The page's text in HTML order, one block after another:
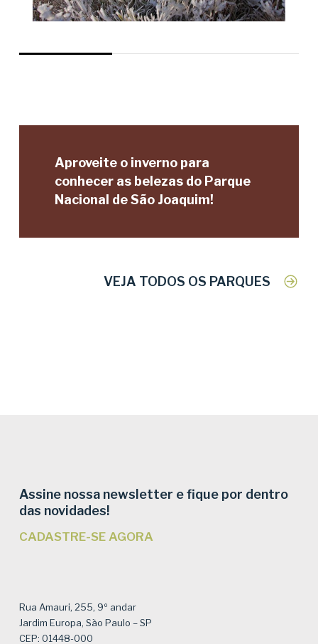
Aproveite o inverno para
conhecer as belezas do Parque
Nacional de São Joaquim!
VEJA TODOS OS PARQUES
Assine nossa newsletter e fique por dentro
das novidades!
CADASTRE-SE AGORA
Rua Amauri, 255, 9º andar
Jardim Europa, São Paulo – SP
CEP: 01448-000